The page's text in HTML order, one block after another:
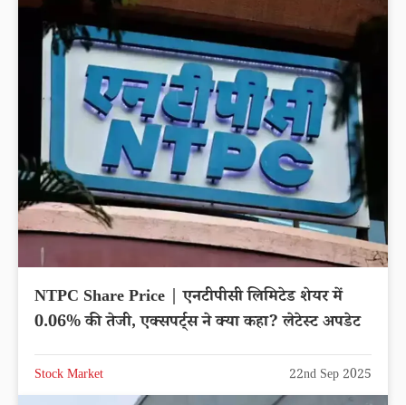
NTPC Share Price | एनटीपीसी लिमिटेड शेयर में
0.06% की तेजी, एक्सपर्ट्स ने क्या कहा? लेटेस्ट अपडेट
Stock Market 22nd Sep 2025